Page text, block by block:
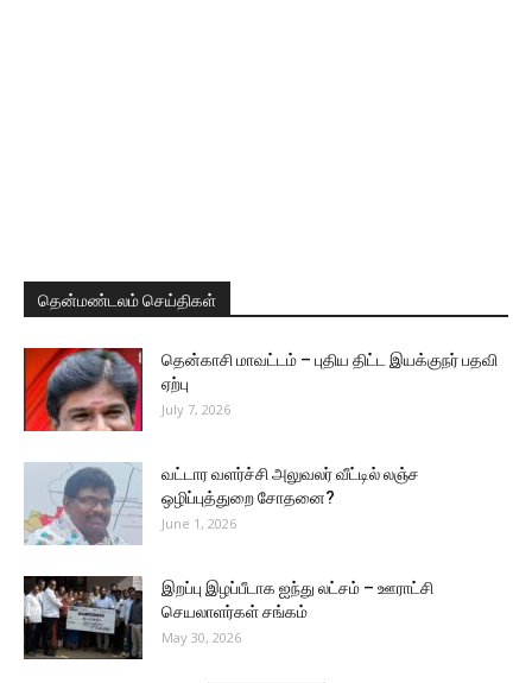
தென்மண்டலம் செய்திகள்
தென்காசி மாவட்டம் – புதிய திட்ட இயக்குநர் பதவி
ஏற்பு
July 7, 2026
வட்டார வளர்ச்சி அலுவலர் வீட்டில் லஞ்ச
ஒழிப்புத்துறை சோதனை?
June 1, 2026
இறப்பு இழப்பீடாக ஐந்து லட்சம் – ஊராட்சி
செயலாளர்கள் சங்கம்
May 30, 2026